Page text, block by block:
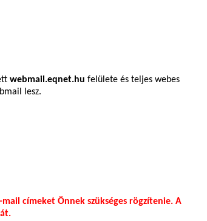
webmail.eqnet.hu felülete és teljes webes
lesz.
címeket Önnek szükséges rögzítenie. A